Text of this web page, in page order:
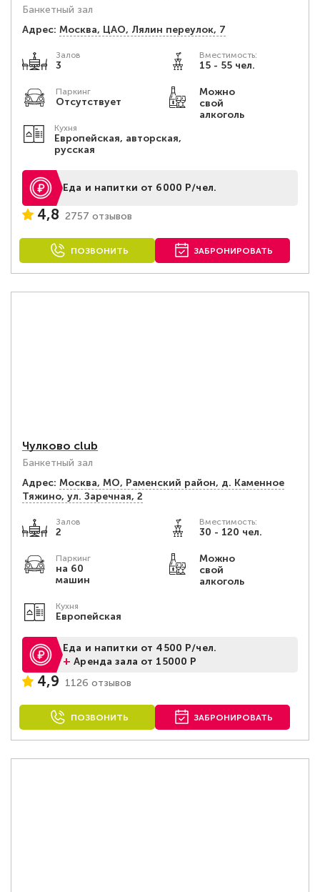
Банкетный зал
Адрес: Москва, ЦАО, Лялин переулок, 7
Залов
3
Вместимость:
15 - 55 чел.
Паркинг
Отсутствует
Можно
свой
алкоголь
Кухня
Европейская, авторская,
русская
Еда и напитки от 6000 Р/чел.
4,8 2757 отзывов
ПОЗВОНИТЬ ЗАБРОНИРОВАТЬ
Чулково club
Банкетный зал
Адрес: Москва, МО, Раменский район, д. Каменное
Тяжино, ул. Заречная, 2
Залов
2
Вместимость:
30 - 120 чел.
Паркинг
на 60
машин
Можно
свой
алкоголь
Кухня
Европейская
Еда и напитки от 4500 Р/чел.
+Аренда зала от 15000 Р
4,9 1126 отзывов
ПОЗВОНИТЬ ЗАБРОНИРОВАТЬ